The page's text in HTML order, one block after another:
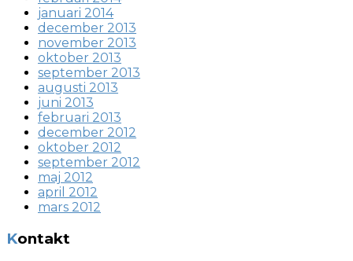
januari 2014
december 2013
november 2013
oktober 2013
september 2013
augusti 2013
juni 2013
februari 2013
december 2012
oktober 2012
september 2012
maj 2012
april 2012
mars 2012
Kontakt